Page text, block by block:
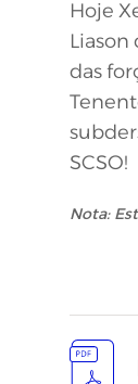
Hoje
das
SCSO!
Nota: